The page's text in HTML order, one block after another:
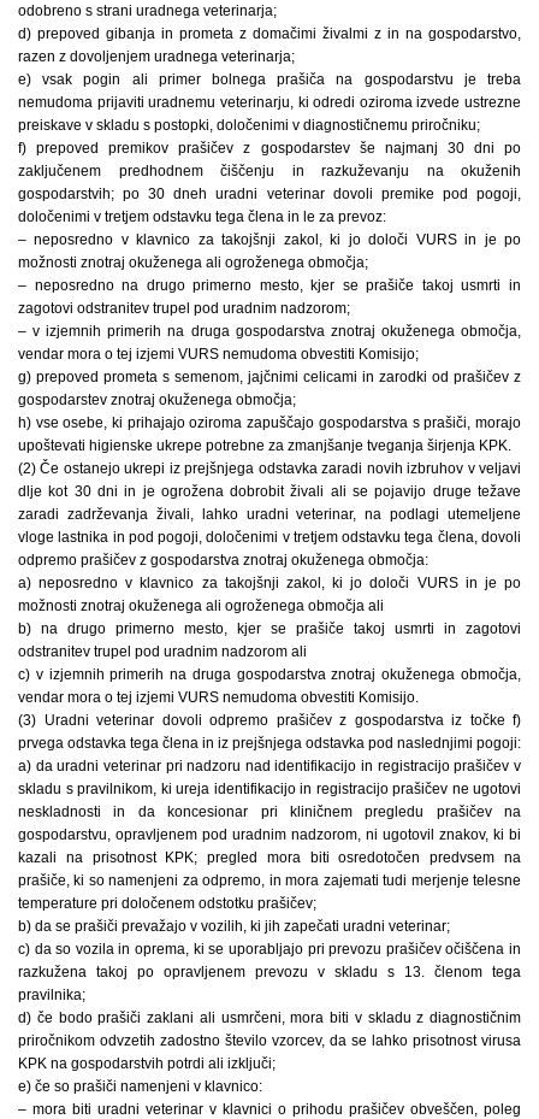
odobreno s strani uradnega veterinarja;
d) prepoved gibanja in prometa z domačimi živalmi z in na gospodarstvo,
razen z dovoljenjem uradnega veterinarja;
e) vsak pogin ali primer bolnega prašiča na gospodarstvu je treba
nemudoma prijaviti uradnemu veterinarju, ki odredi oziroma izvede ustrezne
preiskave v skladu s postopki, določenimi v diagnostičnemu priročniku;
f) prepoved premikov prašičev z gospodarstev še najmanj 30 dni po
zaključenem predhodnem čiščenju in razkuževanju na okuženih
gospodarstvih; po 30 dneh uradni veterinar dovoli premike pod pogoji,
določenimi v tretjem odstavku tega člena in le za prevoz:
– neposredno v klavnico za takojšnji zakol, ki jo določi VURS in je po
možnosti znotraj okuženega ali ogroženega območja;
– neposredno na drugo primerno mesto, kjer se prašiče takoj usmrti in
zagotovi odstranitev trupel pod uradnim nadzorom;
– v izjemnih primerih na druga gospodarstva znotraj okuženega območja,
vendar mora o tej izjemi VURS nemudoma obvestiti Komisijo;
g) prepoved prometa s semenom, jajčnimi celicami in zarodki od prašičev z
gospodarstev znotraj okuženega območja;
h) vse osebe, ki prihajajo oziroma zapuščajo gospodarstva s prašiči, morajo
upoštevati higienske ukrepe potrebne za zmanjšanje tveganja širjenja KPK.
(2) Če ostanejo ukrepi iz prejšnjega odstavka zaradi novih izbruhov v veljavi
dlje kot 30 dni in je ogrožena dobrobit živali ali se pojavijo druge težave
zaradi zadrževanja živali, lahko uradni veterinar, na podlagi utemeljene
vloge lastnika in pod pogoji, določenimi v tretjem odstavku tega člena, dovoli
odpremo prašičev z gospodarstva znotraj okuženega območja:
a) neposredno v klavnico za takojšnji zakol, ki jo določi VURS in je po
možnosti znotraj okuženega ali ogroženega območja ali
b) na drugo primerno mesto, kjer se prašiče takoj usmrti in zagotovi
odstranitev trupel pod uradnim nadzorom ali
c) v izjemnih primerih na druga gospodarstva znotraj okuženega območja,
vendar mora o tej izjemi VURS nemudoma obvestiti Komisijo.
(3) Uradni veterinar dovoli odpremo prašičev z gospodarstva iz točke f)
prvega odstavka tega člena in iz prejšnjega odstavka pod naslednjimi pogoji:
a) da uradni veterinar pri nadzoru nad identifikacijo in registracijo prašičev v
skladu s pravilnikom, ki ureja identifikacijo in registracijo prašičev ne ugotovi
neskladnosti in da koncesionar pri kliničnem pregledu prašičev na
gospodarstvu, opravljenem pod uradnim nadzorom, ni ugotovil znakov, ki bi
kazali na prisotnost KPK; pregled mora biti osredotočen predvsem na
prašiče, ki so namenjeni za odpremo, in mora zajemati tudi merjenje telesne
temperature pri določenem odstotku prašičev;
b) da se prašiči prevažajo v vozilih, ki jih zapečati uradni veterinar;
c) da so vozila in oprema, ki se uporabljajo pri prevozu prašičev očiščena in
razkužena takoj po opravljenem prevozu v skladu s 13. členom tega
pravilnika;
d) če bodo prašiči zaklani ali usmrčeni, mora biti v skladu z diagnostičnim
priročnikom odvzetih zadostno število vzorcev, da se lahko prisotnost virusa
KPK na gospodarstvih potrdi ali izključi;
e) če so prašiči namenjeni v klavnico:
– mora biti uradni veterinar v klavnici o prihodu prašičev obveščen, poleg